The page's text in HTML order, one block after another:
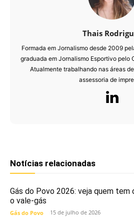
Thais
Formada em Jornalismo desde 2009
graduada em Jornalismo Esportivo pelo
Atualmente trabalhando nas áreas
assessoria de
Notícias relacionadas
Gás do Povo 2026: veja quem
o vale-gás
Gás do Povo 15 de julho de 2026